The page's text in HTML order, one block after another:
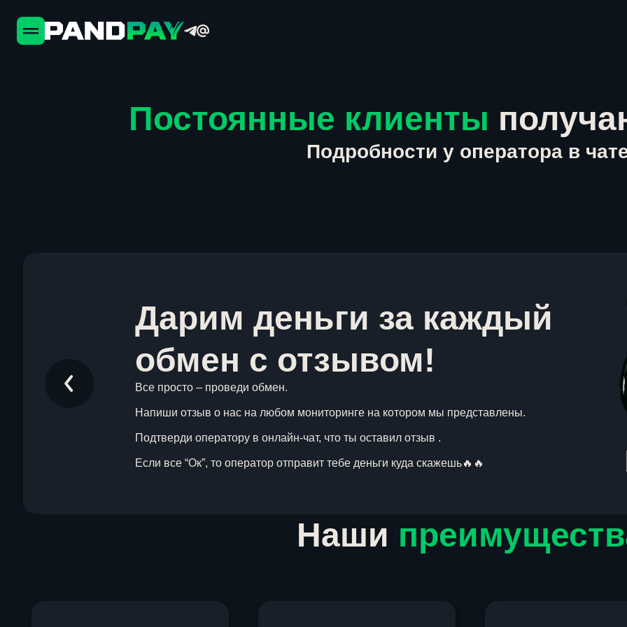
Постоянные клиенты
Подробности у оператора в
Дарим деньги за каждый
обмен с отзывом!
Все просто – проведи обмен.
Напиши отзыв о нас на любом мониторинге на котором мы представлены.
Подтверди оператору в онлайн-чат, что ты оставил отзыв .
Если все “Ок”, то оператор отправит тебе деньги куда скажешь🔥🔥
Наши